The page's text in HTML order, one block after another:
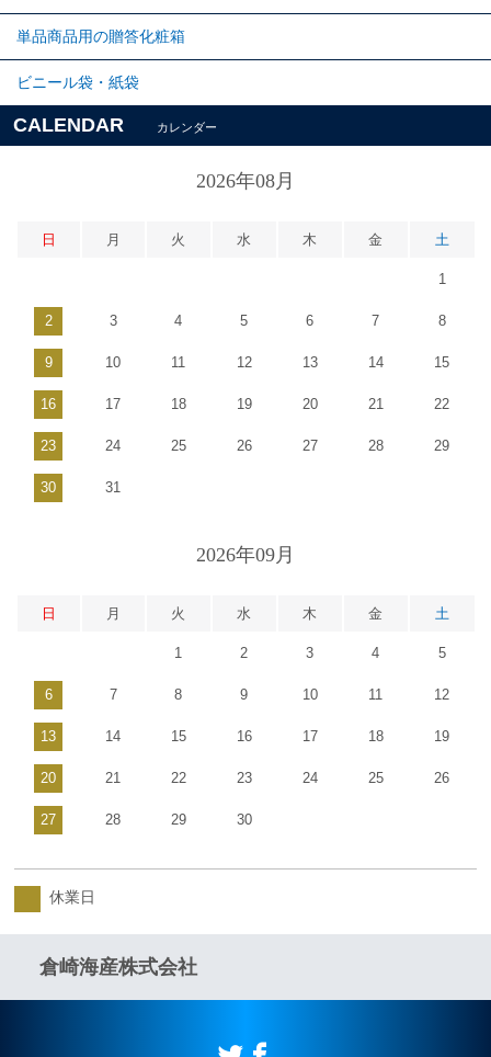
単品商品用の贈答化粧箱
ビニール袋・紙袋
CALENDAR カレンダー
2026年08月
日 月 火 水 木 金 土
1
2 3 4 5 6 7 8
9 10 11 12 13 14 15
16 17 18 19 20 21 22
23 24 25 26 27 28 29
30 31
2026年09月
日 月 火 水 木 金 土
1 2 3 4 5
6 7 8 9 10 11 12
13 14 15 16 17 18 19
20 21 22 23 24 25 26
27 28 29 30
休業日
倉崎海産株式会社